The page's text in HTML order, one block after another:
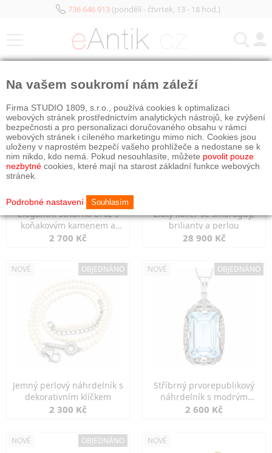
736 646 913(pondělí - čtvrtek, 13 - 18 hod.)
Elegantní stříbrná brož s
koňakovým kamenem a
markazity
2 700 Kč
Zlatý kolier se smaragdy,
brilianty a perlou
28 900 Kč
NOVÉ OBJEDNÁNO
Jemný perlový náhrdelník s
dekorativním klíčkem
2 300 Kč
NOVÉ OBJEDNÁNO
Stříbrný prvorepublikový
náhrdelník s modrým
spinelem
2 600 Kč
NOVÉ OBJEDNÁNO NOVÉ
Na vašem soukromí nám záleží
Firma STUDIO 1809, s.r.o., používá cookies k optimalizaci
webových stránek prostřednictvím analytických nástrojů, ke zvýšení
bezpečnosti a pro personalizaci doručovaného obsahu v rámci
webových stránek i cíleného marketingu mimo nich. Cookies jsou
uloženy v naprostém bezpečí vašeho prohlížeče a nedostane se k
nim nikdo, kdo nemá. Pokud nesouhlasíte, můžete povolit pouze
nezbytné cookies, které mají na starost základní funkce webových
stránek.
Podrobné nastavení Souhlasím